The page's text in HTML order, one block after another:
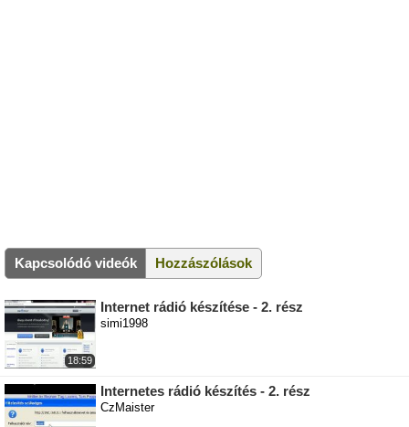
Kapcsolódó videók Hozzászólások
18:59
Internet rádió készítése - 2. rész
simi1998
Internetes rádió készítés - 2. rész
CzMaister